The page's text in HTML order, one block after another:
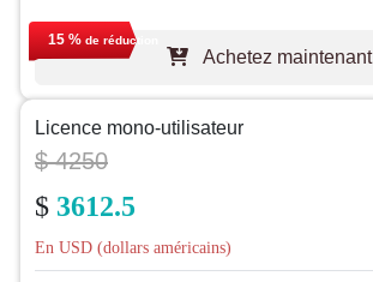
15 % de réduction
Achetez maintenant
Licence mono-utilisateur
$ 4250
$ 3612.5
En USD (dollars américains)